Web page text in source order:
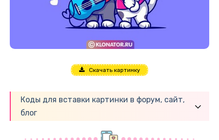
Скачать картинку
Коды для вставки картинки в форум, сайт,
блог